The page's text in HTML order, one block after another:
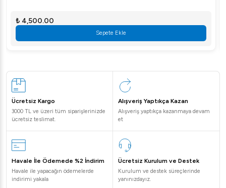
₺ 4,500.00
Sepete Ekle
Ücretsiz Kargo
3000 TL ve üzeri tüm siparişlerinizde
ücretsiz teslimat.
Alışveriş Yaptıkça Kazan
Alışveriş yaptıkça kazanmaya devam
et
Havale İle Ödemede %2 İndirim
Havale ile yapacağın ödemelerde
indirimi yakala
Ücretsiz Kurulum ve Destek
Kurulum ve destek süreçlerinde
yanınızdayız.